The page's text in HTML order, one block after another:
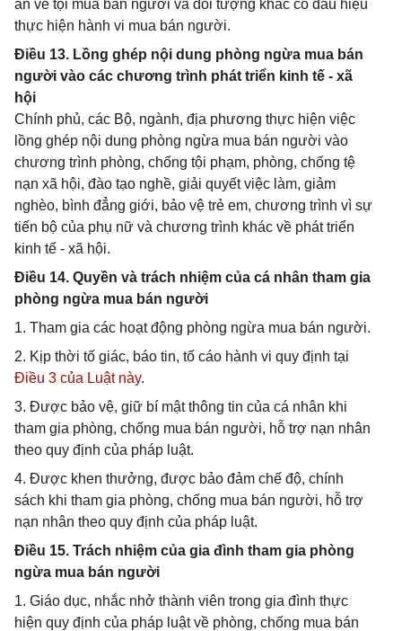
án về tội mua bán người và đối tượng khác có dấu hiệu
thực hiện hành vi mua bán người.
Điều 13. Lồng ghép nội dung phòng ngừa mua bán
người vào các chương trình phát triển kinh tế - xã
hội
Chính phủ, các Bộ, ngành, địa phương thực hiện việc
lồng ghép nội dung phòng ngừa mua bán người vào
chương trình phòng, chống tội phạm, phòng, chống tệ
nạn xã hội, đào tạo nghề, giải quyết việc làm, giảm
nghèo, bình đẳng giới, bảo vệ trẻ em, chương trình vì sự
tiến bộ của phụ nữ và chương trình khác về phát triển
kinh tế - xã hội.
Điều 14. Quyền và trách nhiệm của cá nhân tham gia
phòng ngừa mua bán người
1. Tham gia các hoạt động phòng ngừa mua bán người.
2. Kịp thời tố giác, báo tin, tố cáo hành vi quy định tại
Điều 3 của Luật này.
3. Được bảo vệ, giữ bí mật thông tin của cá nhân khi
tham gia phòng, chống mua bán người, hỗ trợ nạn nhân
theo quy định của pháp luật.
4. Được khen thưởng, được bảo đảm chế độ, chính
sách khi tham gia phòng, chống mua bán người, hỗ trợ
nạn nhân theo quy định của pháp luật.
Điều 15. Trách nhiệm của gia đình tham gia phòng
ngừa mua bán người
1. Giáo dục, nhắc nhở thành viên trong gia đình thực
hiện quy định của pháp luật về phòng, chống mua bán